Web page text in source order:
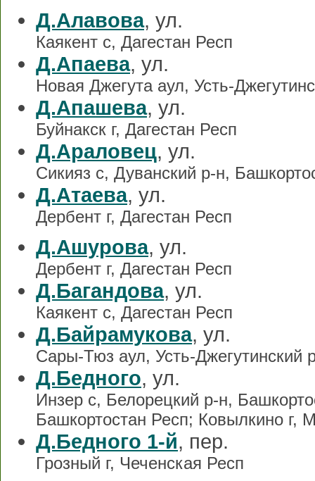
Д.Алавова, ул.
Каякент с, Дагестан Респ
Д.Апаева, ул.
Новая Джегута аул, Усть-
Д.Апашева, ул.
Буйнакск г, Дагестан Респ
Д.Араловец, ул.
Сикияз с, Дуванский р-н,
Д.Атаева, ул.
Дербент г, Дагестан Респ
Д.Ашурова, ул.
Дербент г, Дагестан Респ
Д.Багандова, ул.
Каякент с, Дагестан Респ
Д.Байрамукова, ул.
Сары-Тюз аул, Усть-Джегутинский
Д.Бедного, ул.
Инзер с, Белорецкий р-н,
Башкортостан Респ; Ковылкино г,
Д.Бедного 1-й, пер.
Грозный г, Чеченская Респ